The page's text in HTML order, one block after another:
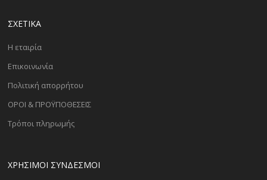
ΣΧΕΤΙΚΑ
Η εταιρία
Επικοινωνία
Πολιτική απορρήτου
ΟΡΟΙ & ΠΡΟΫΠΟΘΕΣΕΙΣ
Τρόποι πληρωμής
ΧΡΗΣΙΜΟΙ ΣΥΝΔΕΣΜΟΙ